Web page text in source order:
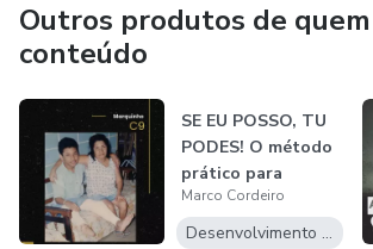
Outros produtos de
conteúdo
SE EU POSSO, TU
PODES! O método
prático para
transformar dor...
Marco Cordeiro
Desenvolvimento Pessoal